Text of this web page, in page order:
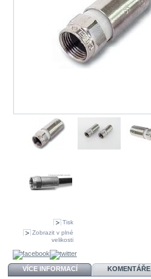
Tisk
Zobrazit v plné
velikosti
VÍCE INFORMACÍ